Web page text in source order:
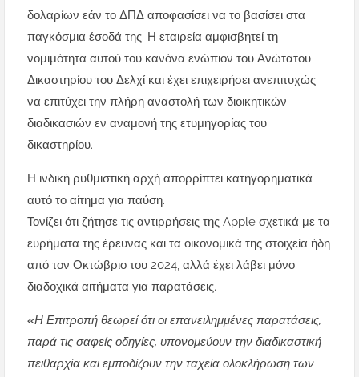
δολαρίων εάν το ΔΠΔ αποφασίσει να το βασίσει στα
παγκόσμια έσοδά της. Η εταιρεία αμφισβητεί τη
νομιμότητα αυτού του κανόνα ενώπιον του Ανώτατου
Δικαστηρίου του Δελχί και έχει επιχειρήσει ανεπιτυχώς
να επιτύχει την πλήρη αναστολή των διοικητικών
διαδικασιών εν αναμονή της ετυμηγορίας του
δικαστηρίου.
Η ινδική ρυθμιστική αρχή απορρίπτει κατηγορηματικά
αυτό το αίτημα για παύση.
Τονίζει ότι ζήτησε τις αντιρρήσεις της Apple σχετικά με τα
ευρήματα της έρευνας και τα οικονομικά της στοιχεία ήδη
από τον Οκτώβριο του 2024, αλλά έχει λάβει μόνο
διαδοχικά αιτήματα για παρατάσεις.
«Η Επιτροπή θεωρεί ότι οι επανειλημμένες παρατάσεις,
παρά τις σαφείς οδηγίες, υπονομεύουν την διαδικαστική
πειθαρχία και εμποδίζουν την ταχεία ολοκλήρωση των